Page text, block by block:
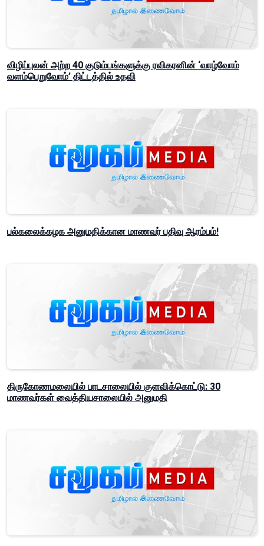
விழிப்புலன் அற்ற 40 குடும்பங்களுக்கு ரவிகரனின் ‘வாழ்வோம்
வளம்பெறுவோம்’ திட்டத்தில் உதவி
பல்கலைக்கழக அனுமதிக்கான மாணவர் பதிவு ஆரம்பம்!
திருகோணமலையில் பாடசாலையில் குளவிக்கொட்டு: 30
மாணவர்கள் வைத்தியசாலையில் அனுமதி